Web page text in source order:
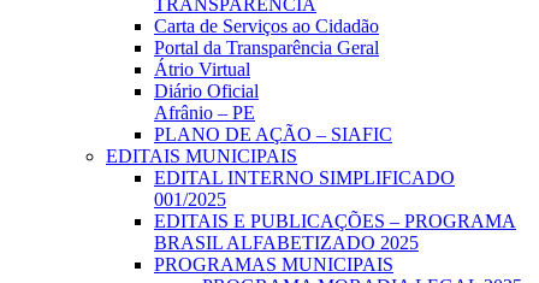
TRANSPARÊNCIA
Carta de Serviços ao Cidadão
Portal da Transparência Geral
Átrio Virtual
Diário Oficial
Afrânio – PE
PLANO DE AÇÃO – SIAFIC
EDITAIS MUNICIPAIS
EDITAL INTERNO SIMPLIFICADO
001/2025
EDITAIS E PUBLICAÇÕES – PROGRAMA
BRASIL ALFABETIZADO 2025
PROGRAMAS MUNICIPAIS